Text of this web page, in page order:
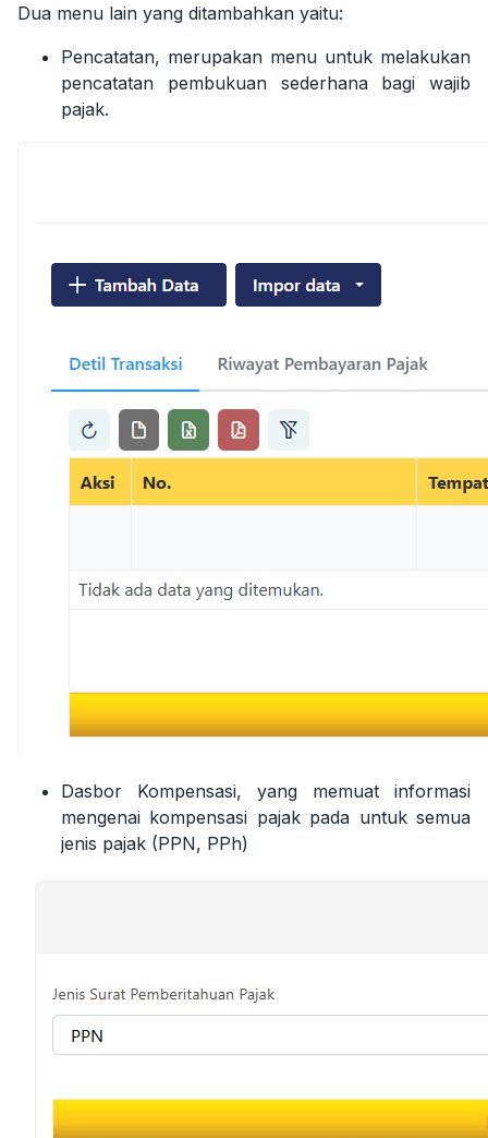
Dua menu lain yang ditambahkan yaitu:
Pencatatan, merupakan menu untuk melakukan
pencatatan pembukuan sederhana bagi wajib
pajak.
Dasbor Kompensasi, yang memuat informasi
mengenai kompensasi pajak pada untuk semua
jenis pajak (PPN, PPh)